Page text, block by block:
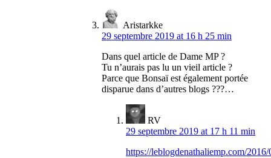
Aristarkke
29 septembre 2019 at 16 h 25 min
Dans quel article de Dame MP ?
Tu n’aurais pas lu un vieil article ?
Parce que Bonsaï est également portée
disparue dans d’autres blogs ???…
RV
29 septembre 2019 at 17 h 11 min
https://leblogdenathaliemp.com/2016/